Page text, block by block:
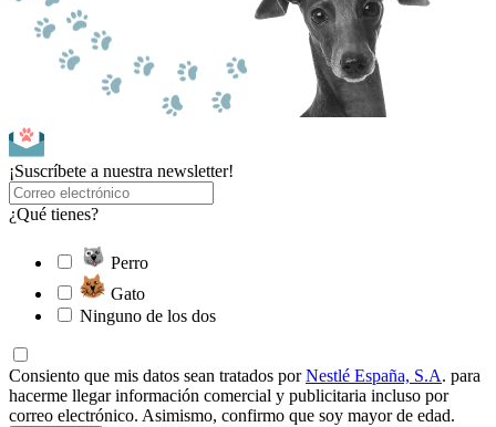
¡Suscríbete a nuestra newsletter!
¿Qué tienes?
Perro
Gato
Ninguno de los dos
Consiento que mis datos sean tratados porNestlé España, S.A. para
hacerme llegar información comercial y publicitaria incluso por
correo electrónico. Asimismo, confirmo que soy mayor de edad.